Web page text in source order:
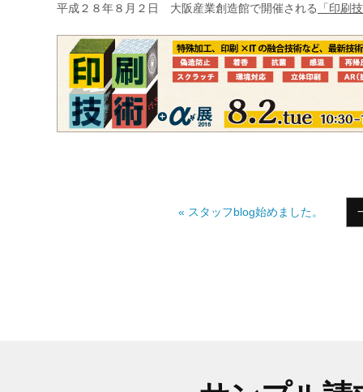
平成２８年８月２日 大阪産業創造館で開催される 「印刷
« スタッフblog始めました。